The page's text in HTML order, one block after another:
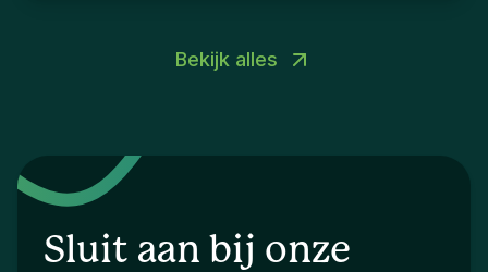
Bekijk alles
Sluit aan bij onze